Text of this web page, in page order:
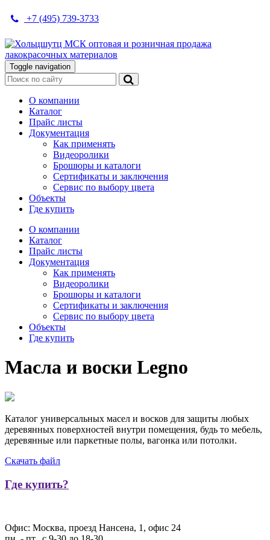
+7 (495) 739-3733
Toggle navigation
О компании
Каталог
Прайс листы
Документация
Как применять
Видеоролики
Брошюры и каталоги
Сертификаты и заключения
Сервис по выбору цвета
Объекты
Где купить
О компании
Каталог
Прайс листы
Документация
Как применять
Видеоролики
Брошюры и каталоги
Сертификаты и заключения
Сервис по выбору цвета
Объекты
Где купить
Масла и воски Legno
Каталог универсальных масел и восков для защиты любых
деревянных поверхностей внутри помещения, будь то мебель,
деревянные или паркетные полы, вагонка или потолки.
Скачать файл
Где купить?
Офис: Москва, проезд Нансена, 1, офис 24